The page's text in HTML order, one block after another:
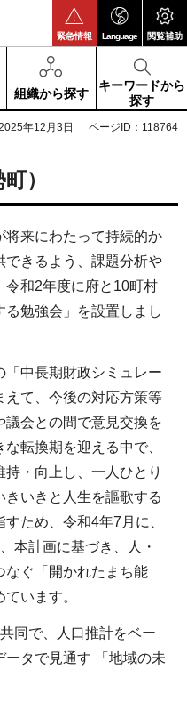
緊急情報 Language 閲覧補助
組織から探す
キーワードから
探す
年12月3日 ページID：118764
）
将来にわたって持続的か
できるよう、課題分析や
令和2年度に府と10町村
勉強会」を設置しまし
「中長期財政シミュレー
えて、今後の対応方策等
議会との間で意見交換を
転換期を迎える中で、
・向上し、一人ひとり
いきと人生を謳歌する
ため、令和4年7月に、
本計画に基づき、人・
なぐ「開かれたまち能
います。
同で、人口推計をベー
ータで見通す 「地域の未